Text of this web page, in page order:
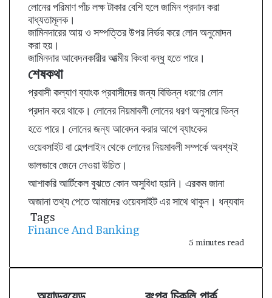
লোনের পরিমাণ পাঁচ লক্ষ টাকার বেশি হলে জামিন প্রদান করা
বাধ্যতামূলক।
জামিনদারের আয় ও সম্পত্তির উপর নির্ভর করে লোন অনুমোদন
করা হয়।
জামিনদার আবেদনকারীর আত্মীয় কিংবা বন্ধু হতে পারে।
শেষকথা
প্রবাসী কল্যাণ ব্যাংক প্রবাসীদের জন্য বিভিন্ন ধরণের লোন
প্রদান করে থাকে। লোনের নিয়মাবলী লোনের ধরণ অনুসারে ভিন্ন
হতে পারে। লোনের জন্য আবেদন করার আগে ব্যাংকের
ওয়েবসাইট বা হেল্পলাইন থেকে লোনের নিয়মাবলী সম্পর্কে অবশ্যই
ভালভাবে জেনে নেওয়া উচিত।
আশাকরি আর্টিকেল বুঝতে কোন অসুবিধা হয়নি। এরকম জানা
অজানা তথ্য পেতে আমাদের ওয়েবসাইট এর সাথে থাকুন। ধন্যবাদ
Tags
Finance And Banking
5 minutes read
অ্
রং